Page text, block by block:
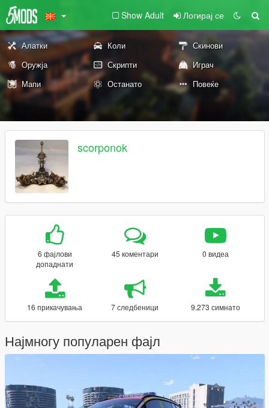
Show Adult Логирај се
Алатки Коли
Скинови
Оружја
Скрипти
Играч
Мапи
Останато Повеќе
scorponok
6 фајлови
допаднати
45 коментари 0 видеа
16 прикачувања 7 следбеници 9.273 симнато
Најмногу популарен фајл